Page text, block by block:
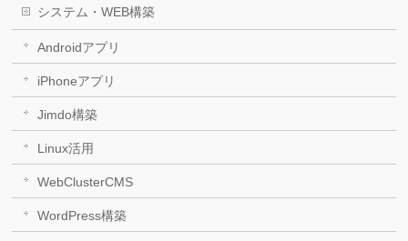
システム・WEB構築
Androidアプリ
iPhoneアプリ
Jimdo構築
Linux活用
WebClusterCMS
WordPress構築